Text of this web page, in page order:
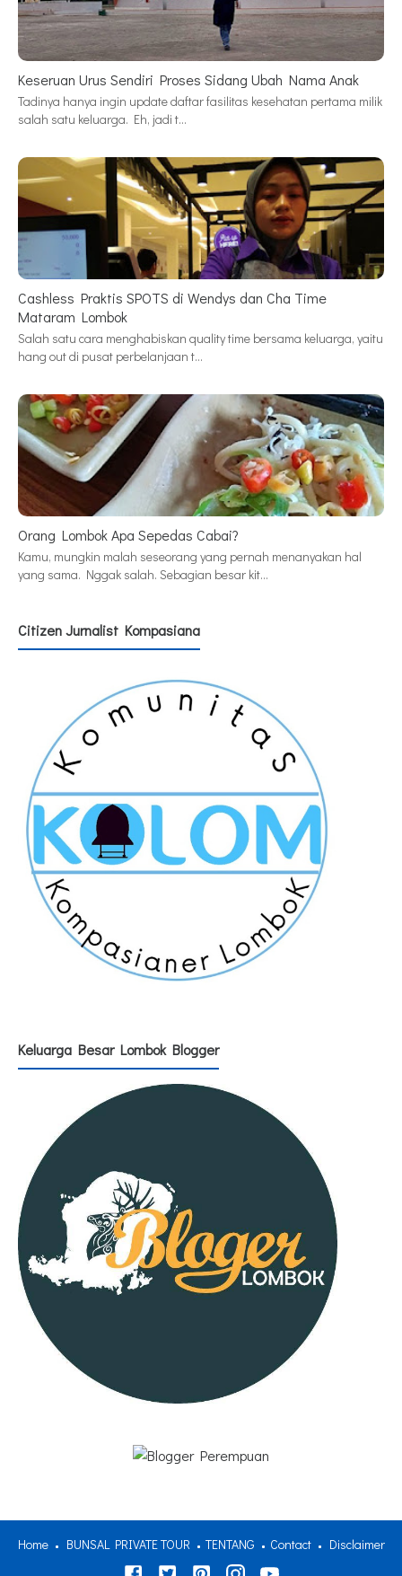
Keseruan Urus Sendiri Proses Sidang Ubah Nama Anak
Tadinya hanya ingin update daftar fasilitas kesehatan pertama milik
salah satu keluarga. Eh, jadi t…
Cashless Praktis SPOTS di Wendys dan Cha Time
Mataram Lombok
Salah satu cara menghabiskan quality time bersama keluarga, yaitu
hang out di pusat perbelanjaan t…
Orang Lombok Apa Sepedas Cabai?
Kamu, mungkin malah seseorang yang pernah menanyakan hal
yang sama. Nggak salah. Sebagian besar kit…
Citizen Jurnalist Kompasiana
Keluarga Besar Lombok Blogger
Home BUNSAL PRIVATE TOUR TENTANG Contact Disclaimer